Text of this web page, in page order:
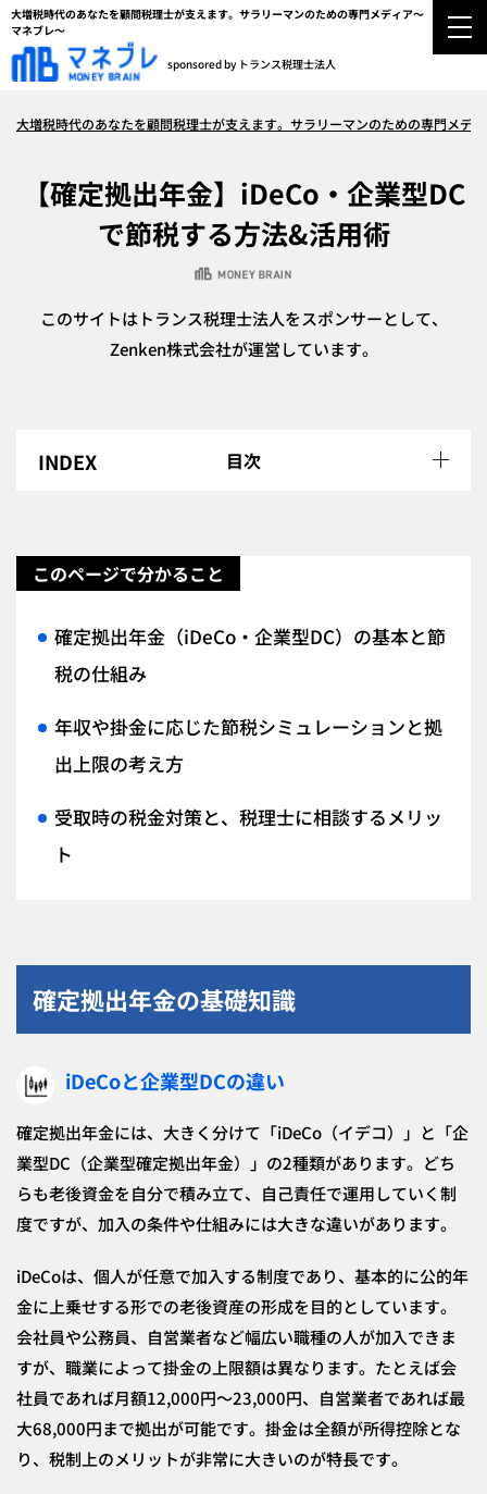
大増税時代のあなたを顧問税理士が支えます。サラリーマンのための専門メディア～
マネブレ～
sponsored by トランス税理士法人
大増税時代のあなたを顧問税理士が支えます。サラリーマンのための専門メデ
【確定拠出年金】iDeCo・企業型DC
で節税する方法&活用術
このサイトはトランス税理士法人をスポンサーとして、
Zenken株式会社が運営しています。
目次
このページで分かること
確定拠出年金（iDeCo・企業型DC）の基本と節
税の仕組み
年収や掛金に応じた節税シミュレーションと拠
出上限の考え方
受取時の税金対策と、税理士に相談するメリッ
ト
確定拠出年金の基礎知識
iDeCoと企業型DCの違い
確定拠出年金には、大きく分けて「iDeCo（イデコ）」と「企
業型DC（企業型確定拠出年金）」の2種類があります。どち
らも老後資金を自分で積み立て、自己責任で運用していく制
度ですが、加入の条件や仕組みには大きな違いがあります。
iDeCoは、個人が任意で加入する制度であり、基本的に公的年
金に上乗せする形での老後資産の形成を目的としています。
会社員や公務員、自営業者など幅広い職種の人が加入できま
すが、職業によって掛金の上限額は異なります。たとえば会
社員であれば月額12,000円～23,000円、自営業者であれば最
大68,000円まで拠出が可能です。掛金は全額が所得控除とな
り、税制上のメリットが非常に大きいのが特長です。